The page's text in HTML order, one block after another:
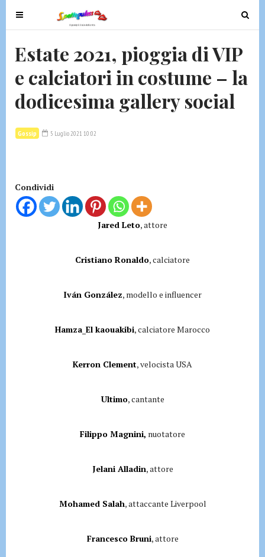
T
o
g
e
n
v
i
t
o
T
o
g
e
Estate 2021, pioggia di VIP
e calciatori in costume – la
dodicesima gallery social
Gossip 5 Luglio 2021 10:02
Condividi
Jared Leto, attore
Cristiano Ronaldo, calciatore
Iván González, modello e influencer
Hamza_El kaouakibi, calciatore Marocco
Kerron Clement, velocista USA
Ultimo, cantante
Filippo Magnini, nuotatore
Jelani Alladin, attore
Mohamed Salah, attaccante Liverpool
Francesco Bruni, attore